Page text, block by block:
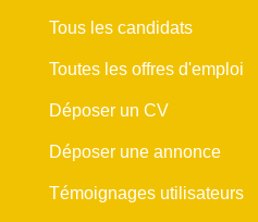
Tous les candidats
Toutes les offres d'emploi
Déposer un CV
Déposer une annonce
Témoignages utilisateurs